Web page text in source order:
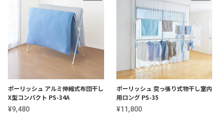
ポーリッシュ アルミ伸縮式布団干し
X型コンパクト PS-34A
¥9,480
ポーリッシュ 突っ張り式物干し室内
用ロング PS-35
¥11,800